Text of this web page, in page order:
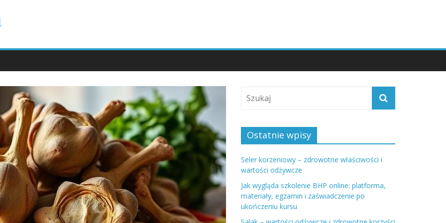
Ostatnie wpisy
Seler korzeniowy – zdrowotne właściwości i
wartości odżywcze
Jak wygląda szkolenie BHP online: platforma,
materiały, egzamin i zaświadczenie po
ukończeniu kursu